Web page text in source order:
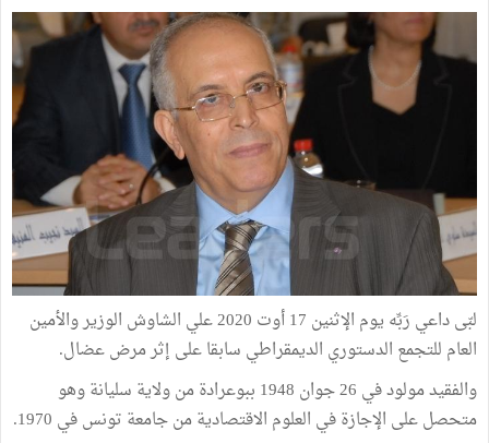
لبّى داعي رَبِّه يوم الإثنين 17 أوت 2020 علي الشاوش الوزير والأمين
العام للتجمع الدستوري الديمقراطي سابقا على إثر مرض عضال.
والفقيد مولود في 26 جوان 1948 ببوعرادة من ولاية سليانة وهو
متحصل على الإجازة في العلوم الاقتصادية من جامعة تونس في 1970.